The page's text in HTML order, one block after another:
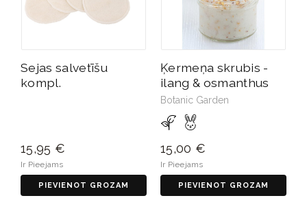
Sejas salvetīšu
kompl.
15,95 €
Ir Pieejams
PIEVIENOT GROZAM
Ķermeņa skrubis -
ilang & osmanthus
Botanic Garden
15,00 €
Ir Pieejams
PIEVIENOT GROZAM